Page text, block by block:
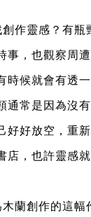
作靈感？有瓶
事，也觀察周
時候就會有透
通常是因為沒
好好放空，重
店，也許靈感就
蘭創作的這幅